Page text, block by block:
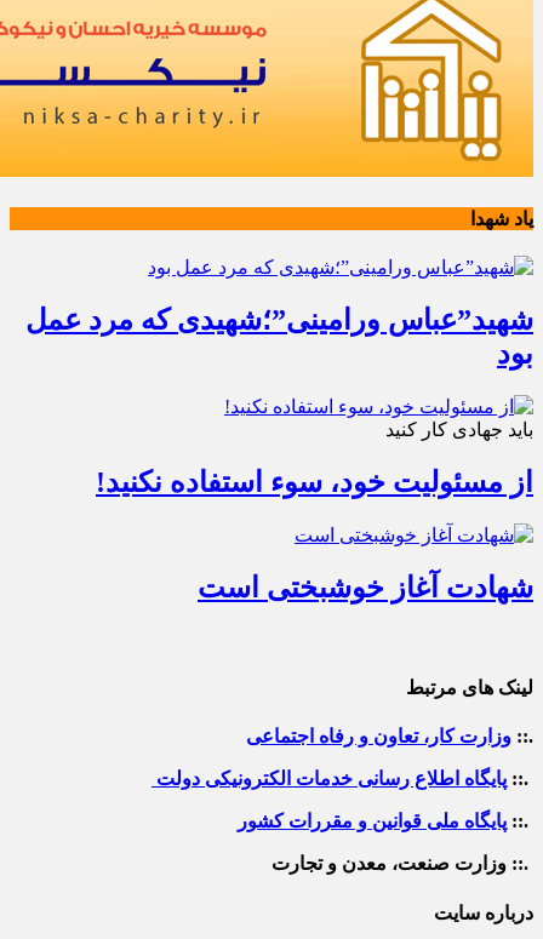
یاد شهدا
شهید”عباس ورامینی”؛شهیدی که مرد عمل
بود
باید جهادی کار کنید
از مسئولیت خود، سوء استفاده نکنید!
شهادت آغاز خوشبختی است
لینک های مرتبط
.:: وزارت کار، تعاون و رفاه اجتماعی
.:: پایگاه اطلاع رسانی خدمات الکترونیکی دولت
.:: پایگاه ملی قوانین و مقررات کشور
.:: وزارت صنعت، معدن و تجارت
درباره سایت